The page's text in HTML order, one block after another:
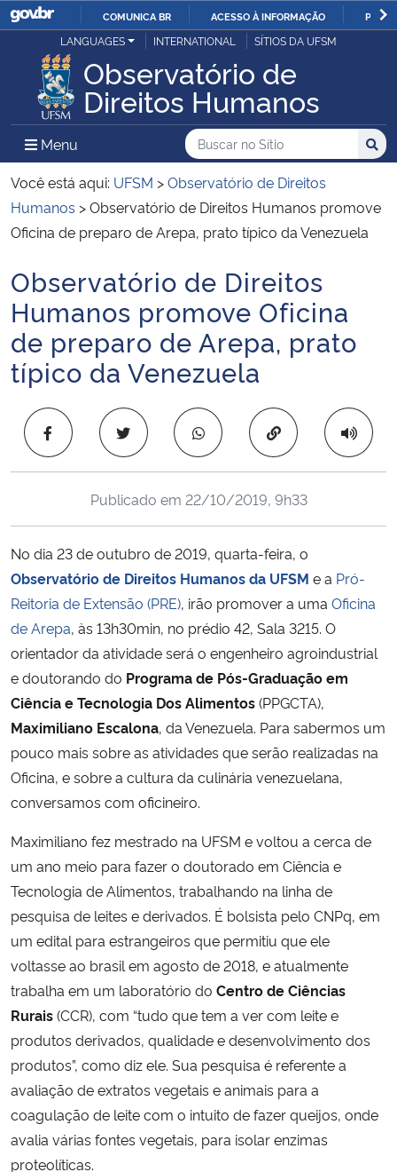
IR
PARA
CONTEÚDO
COMUNICA BR ACESSO À INFORMAÇÃO
Ministério da Justiça e Segurança Pública
Ministério da Defesa
Ministério das Relações Exteriores
Ministério da Economia
Ministério da Infraestrutura
Ministério da Agricultura, Pecuária e Abastecimento
Ministério da Educação
Ministério da Cidadania
Ministério da Saúde
Ministério de Minas e Energia
Ministério da Ciência, Tecnologia, Inovações e Comunicações
Ministério do Meio Ambiente
Ministério do Turismo
Ministério do Desenvolvimento Regional
Ministério da Mulher, da Família e dos Direitos Humanos
Secretaria-Geral
Secretaria de Governo
Gabinete de Segurança Institucional
Banco Central do Brasil
Planalto
LANGUAGES INTERNATIONAL SÍTIOS DA UFSM
Observatório de
Direitos Humanos
Menu Menu Principal do Sítio
Busca
Buscar no no Sítio
Busca:
Você está aqui: UFSM >Observatório de Direitos
Humanos >Observatório de Direitos Humanos promove
Oficina de preparo de Arepa, prato típico da Venezuela
Início do conteúdo
Observatório de Direitos
Humanos promove Oficina
de preparo de Arepa, prato
típico da Venezuela
Copiar para área
Publicado em 22/10/2019, 9h33
No dia 23 de outubro de 2019, quarta-feira, o
Observatório de Direitos Humanos da UFSM e a Pró-
Reitoria de Extensão (PRE), irão promover a uma Oficina
de Arepa, às 13h30min, no prédio 42, Sala 3215. O
orientador da atividade será o engenheiro agroindustrial
e doutorando do Programa de Pós-Graduação em
Ciência e Tecnologia Dos Alimentos(PPGCTA),
Maximiliano Escalona, da Venezuela. Para sabermos um
pouco mais sobre as atividades que serão realizadas na
Oficina, e sobre a cultura da culinária venezuelana,
conversamos com oficineiro.
Maximiliano fez mestrado na UFSM e voltou a cerca de
um ano meio para fazer o doutorado em Ciência e
Tecnologia de Alimentos, trabalhando na linha de
pesquisa de leites e derivados. É bolsista pelo CNPq, em
um edital para estrangeiros que permitiu que ele
voltasse ao brasil em agosto de 2018, e atualmente
trabalha em um laboratório do Centro de Ciências
Rurais(CCR), com “tudo que tem a ver com leite e
produtos derivados, qualidade e desenvolvimento dos
produtos”, como diz ele. Sua pesquisa é referente a
avaliação de extratos vegetais e animais para a
coagulação de leite com o intuito de fazer queijos, onde
avalia várias fontes vegetais, para isolar enzimas
proteolíticas.